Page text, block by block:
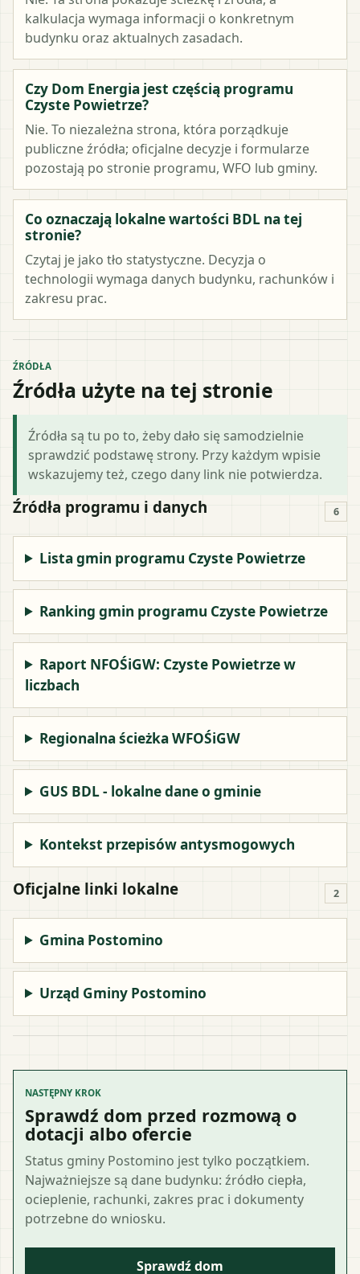
kalkulacja wymaga informacji o konkretnym
budynku oraz aktualnych zasadach.
Czy Dom Energia jest częścią programu
Czyste Powietrze?
Nie. To niezależna strona, która porządkuje
publiczne źródła; oficjalne decyzje i formularze
pozostają po stronie programu, WFO lub gminy.
Co oznaczają lokalne wartości BDL na tej
stronie?
Czytaj je jako tło statystyczne. Decyzja o
technologii wymaga danych budynku, rachunków i
zakresu prac.
ŹRÓDŁA
Źródła użyte na tej stronie
Źródła są tu po to, żeby dało się samodzielnie
sprawdzić podstawę strony. Przy każdym wpisie
wskazujemy też, czego dany link nie potwierdza.
Źródła programu i danych 6
Lista gmin programu Czyste Powietrze
Ranking gmin programu Czyste Powietrze
Raport NFOŚiGW: Czyste Powietrze w
liczbach
Regionalna ścieżka WFOŚiGW
GUS BDL - lokalne dane o gminie
Kontekst przepisów antysmogowych
Oficjalne linki lokalne 2
Gmina Postomino
Urząd Gminy Postomino
NASTĘPNY KROK
Sprawdź dom przed rozmową o
dotacji albo ofercie
Status gminy Postomino jest tylko początkiem.
Najważniejsze są dane budynku: źródło ciepła,
ocieplenie, rachunki, zakres prac i dokumenty
potrzebne do wniosku.
Sprawdź dom